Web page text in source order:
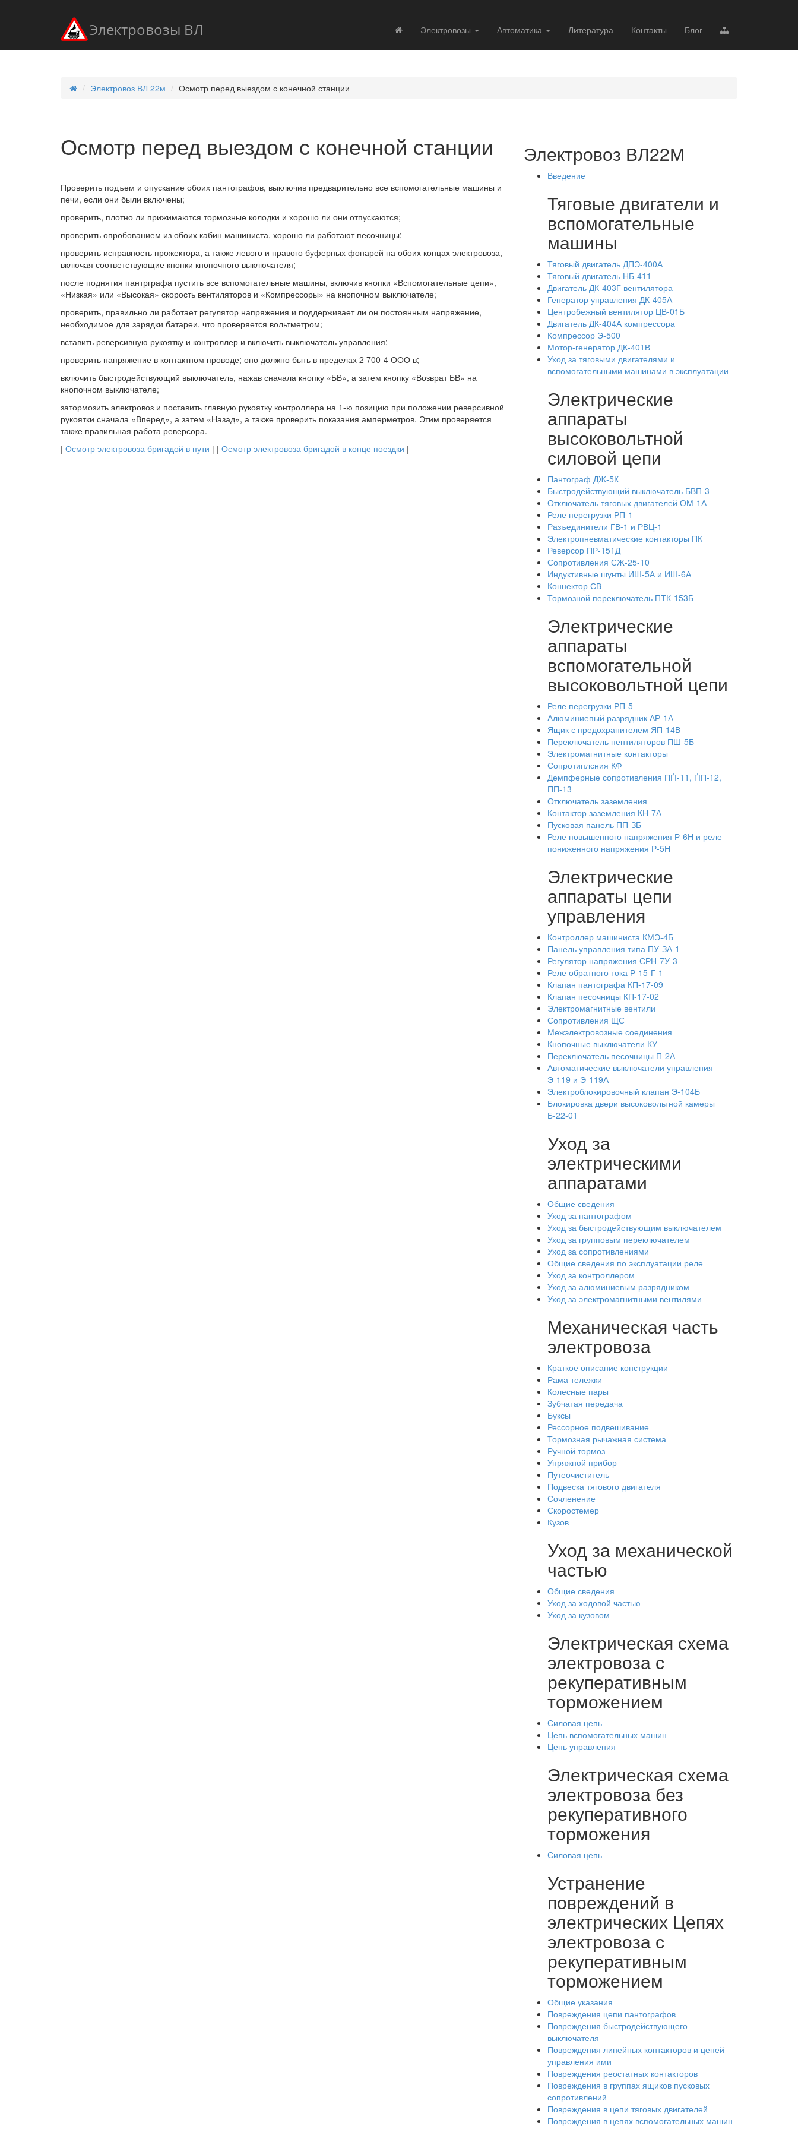
Электровозы ВЛ Электровозы Автоматика Литература Контакты Блог
Электровоз ВЛ 22м Осмотр перед выездом с конечной станции
Осмотр перед выездом с конечной станции
Проверить подъем и опускание обоих пантографов, выключив предварительно все вспомогательные машины и
печи, если они были включены;
проверить, плотно ли прижимаются тормозные колодки и хорошо ли они отпускаются;
проверить опробованием из обоих кабин машиниста, хорошо ли работают песочницы;
проверить исправность прожектора, а также левого и правого буферных фонарей на обоих концах электровоза,
включая соответствующие кнопки кнопочного выключателя;
после поднятия пантрграфа пустить все вспомогательные машины, включив кнопки «Вспомогательные цепи»,
«Низкая» или «Высокая» скорость вентиляторов и «Компрессоры» на кнопочном выключателе;
проверить, правильно ли работает регулятор напряжения и поддерживает ли он постоянным напряжение,
необходимое для зарядки батареи, что проверяется вольтметром;
вставить реверсивную рукоятку и контроллер и включить выключатель управления;
проверить напряжение в контактном проводе; оно должно быть в пределах 2 700-4 ООО в;
включить быстродействующий выключатель, нажав сначала кнопку «БВ», а затем кнопку «Возврат БВ» на
кнопочном выключателе;
затормозить электровоз и поставить главную рукоятку контроллера на 1-ю позицию при положении реверсивной
рукоятки сначала «Вперед», а затем «Назад», а также проверить показания амперметров. Этим проверяется
также правильная работа реверсора.
| Осмотр электровоза бригадой в пути | | Осмотр электровоза бригадой в конце поездки |
Электровоз ВЛ22М
Введение
Тяговые двигатели и
вспомогательные
машины
Тяговый двигатель ДПЭ-400А
Тяговый двигатель НБ-411
Двигатель ДК-403Г вентилятора
Генератор управления ДК-405А
Центробежный вентилятор ЦВ-01Б
Двигатель ДК-404А компрессора
Компрессор Э-500
Мотор-генератор ДК-401В
Уход за тяговыми двигателями и
вспомогательными машинами в эксплуатации
Электрические
аппараты
высоковольтной
силовой цепи
Пантограф ДЖ-5К
Быстродействующий выключатель БВП-3
Отключатель тяговых двигателей ОМ-1А
Реле перегрузки РП-1
Разъединители ГВ-1 и РВЦ-1
Электропневматические контакторы ПК
Реверсор ПР-151Д
Сопротивления СЖ-25-10
Индуктивные шунты ИШ-5А и ИШ-6А
Коннектор СВ
Тормозной переключатель ПТК-153Б
Электрические
аппараты
вспомогательной
высоковольтной цепи
Реле перегрузки РП-5
Алюминиепый разрядник АР-1А
Ящик с предохранителем ЯП-14В
Переключатель пентиляторов ПШ-5Б
Электромагнитные контакторы
Сопротиплсния КФ
Демпферные сопротивления ПҐІ-11, ҐІП-12,
ПП-13
Отключатель заземления
Контактор заземления КН-7А
Пусковая панель ПП-ЗБ
Реле повышенного напряжения Р-6Н и реле
пониженного напряжения Р-5Н
Электрические
аппараты цепи
управления
Контроллер машиниста КМЭ-4Б
Панель управления типа ПУ-ЗА-1
Регулятор напряжения СРН-7У-3
Реле обратного тока Р-15-Г-1
Клапан пантографа КП-17-09
Клапан песочницы КП-17-02
Электромагнитные вентили
Сопротивления ЩС
Межэлектровозные соединения
Кнопочные выключатели КУ
Переключатель песочницы П-2А
Автоматические выключатели управления
Э-119 и Э-119А
Электроблокировочный клапан Э-104Б
Блокировка двери высоковольтной камеры
Б-22-01
Уход за
электрическими
аппаратами
Общие сведения
Уход за пантографом
Уход за быстродействующим выключателем
Уход за групповым переключателем
Уход за сопротивлениями
Общие сведения по эксплуатации реле
Уход за контроллером
Уход за алюминиевым разрядником
Уход за электромагнитными вентилями
Механическая часть
электровоза
Краткое описание конструкции
Рама тележки
Колесные пары
Зубчатая передача
Буксы
Рессорное подвешивание
Тормозная рычажная система
Ручной тормоз
Упряжной прибор
Путеочиститель
Подвеска тягового двигателя
Сочленение
Скоростемер
Кузов
Уход за механической
частью
Общие сведения
Уход за ходовой частью
Уход за кузовом
Электрическая схема
электровоза с
рекуперативным
торможением
Силовая цепь
Цепь вспомогательных машин
Цепь управления
Электрическая схема
электровоза без
рекуперативного
торможения
Силовая цепь
Устранение
повреждений в
электрических Цепях
электровоза с
рекуперативным
торможением
Общие указания
Повреждения цепи пантографов
Повреждения быстродействующего
выключателя
Повреждения линейных контакторов и цепей
управления ими
Повреждения реостатных контакторов
Повреждения в группах ящиков пусковых
сопротивлений
Повреждения в цепи тяговых двигателей
Повреждения в цепях вспомогательных машин